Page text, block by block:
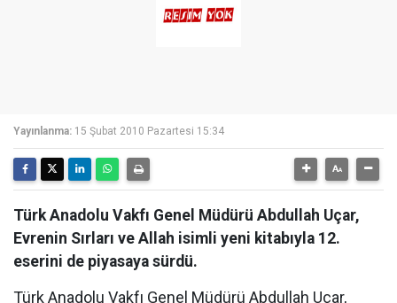
Yayınlanma: 15 Şubat 2010 Pazartesi 15:34
Türk Anadolu Vakfı Genel Müdürü Abdullah Uçar,
Evrenin Sırları ve Allah isimli yeni kitabıyla 12.
eserini de piyasaya sürdü.
Türk Anadolu Vakfı Genel Müdürü Abdullah Uçar,